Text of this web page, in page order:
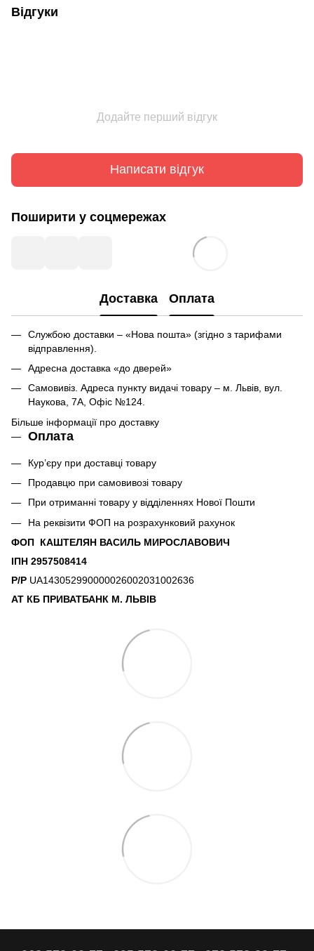
Відгуки
Додайте перший відгук
Написати відгук
Поширити у соцмережах
Доставка Оплата
Службою доставки – «Нова пошта» (згідно з тарифами
відправлення).
Адресна доставка «до дверей»
Самовивіз. Адреса пункту видачі товару – м. Львів, вул.
Наукова, 7А, Офіс №124.
Більше інформації про доставку
Оплата
Кур’єру при доставці товару
Продавцю при самовивозі товару
При отриманні товару у відділеннях Нової Пошти
На реквізити ФОП на розрахунковий рахунок
ФОП КАШТЕЛЯН ВАСИЛЬ МИРОСЛАВОВИЧ
ІПН 2957508414
Р/Р UA143052990000026002031002636
АТ КБ ПРИВАТБАНК М. ЛЬВІВ